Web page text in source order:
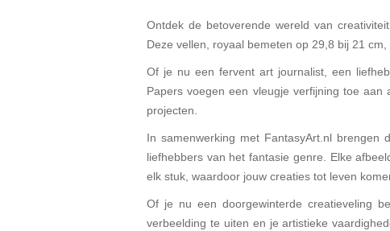
Ontdek de betoverende wereld van
Deze vellen, royaal bemeten op 29,8 bij 21
Of je nu een fervent art journalist, een
Papers voegen een vleugje verfijning toe
projecten.
In samenwerking met FantasyArt.nl
liefhebbers van het fantasie genre. Elke
elk stuk, waardoor jouw creaties tot leven
Of je nu een doorgewinterde creatieveling
verbeelding te uiten en je artistieke